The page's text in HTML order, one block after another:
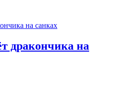
дракончика на